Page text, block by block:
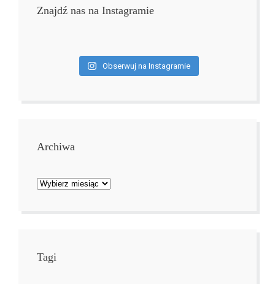
Znajdź nas na Instagramie
Obserwuj na Instagramie
Archiwa
Archiwa
Tagi